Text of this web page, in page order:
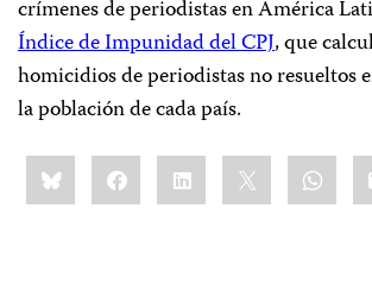
crímenes de periodistas en América
Índice de Impunidad del CPJ, que
homicidios de periodistas no resueltos
la población de cada país.
Share
this:BlueskyFacebookLinkedIn